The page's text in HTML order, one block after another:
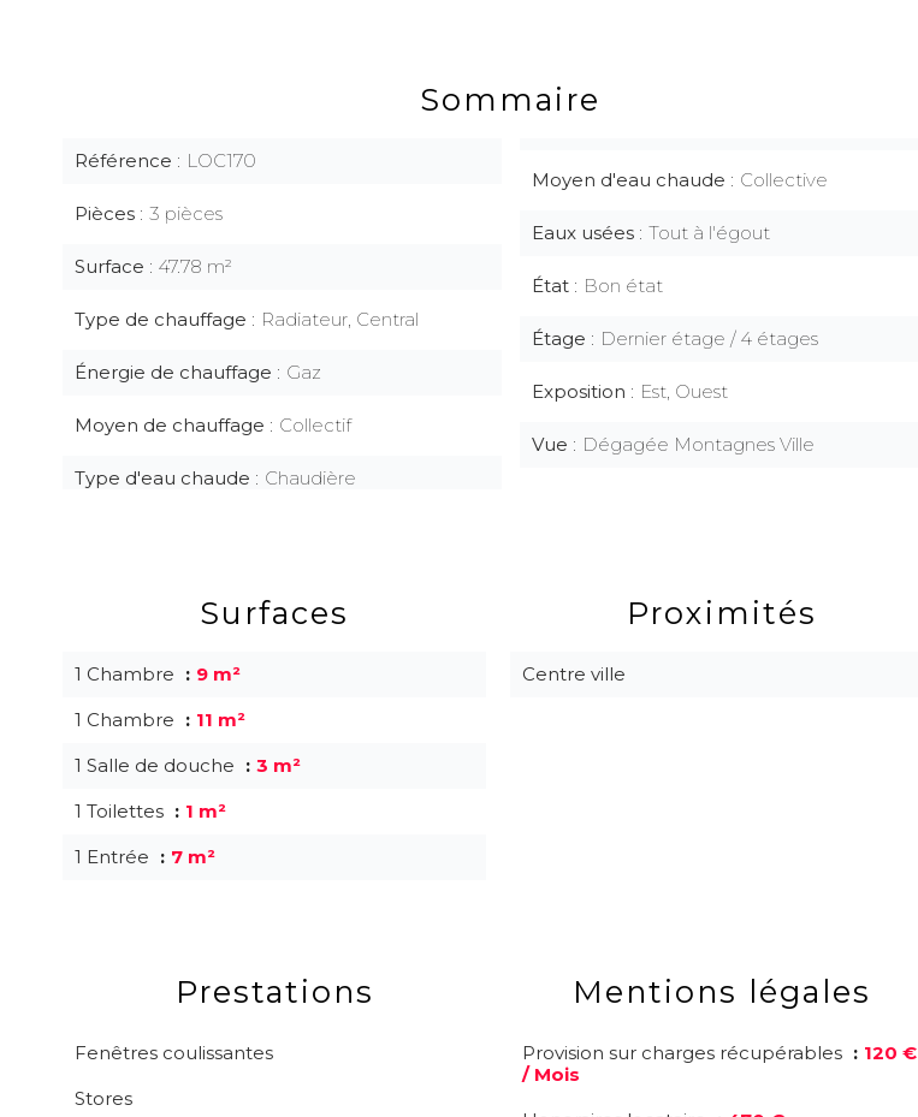
Sommaire
Référence LOC170
Pièces 3 pièces
Surface 47.78 m²
Type de chauffage Radiateur, Central
Énergie de chauffage Gaz
Moyen de chauffage Collectif
Type d'eau chaude Chaudière
Moyen d'eau chaude Collective
Eaux usées Tout à l'égout
État Bon état
Étage Dernier étage / 4 étages
Exposition Est, Ouest
Vue Dégagée Montagnes Ville
Surfaces
1 Chambre
9 m²
1 Chambre
11 m²
1 Salle de douche
3 m²
1 Toilettes
1 m²
1 Entrée
7 m²
Proximités
Centre ville
Prestations
Fenêtres coulissantes
Stores
Mentions légales
Provision sur charges récupérables
120 €
/ Mois